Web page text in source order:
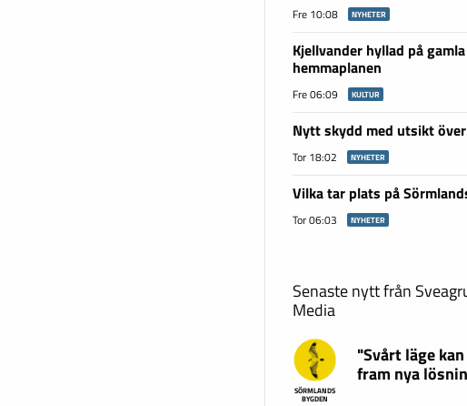
Fre 10:08 NYHETER
Kjellvander hyllad på gamla
hemmaplanen
Fre 06:09 KULTUR
Nytt skydd med utsikt
Tor 18:02 NYHETER
Vilka tar plats på
Tor 06:03 NYHETER
Senaste nytt från
Media
SÖRMLANDS
BYGDEN
"Svårt läge
fram nya